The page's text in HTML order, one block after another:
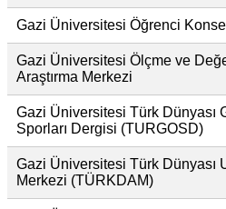
Gazi Üniversitesi Öğrenci
Gazi Üniversitesi Ölçme ve
Araştırma Merkezi
Gazi Üniversitesi Türk Dünyası
Sporları Dergisi (TURGOSD)
Gazi Üniversitesi Türk Dünyası
Merkezi (TÜRKDAM)